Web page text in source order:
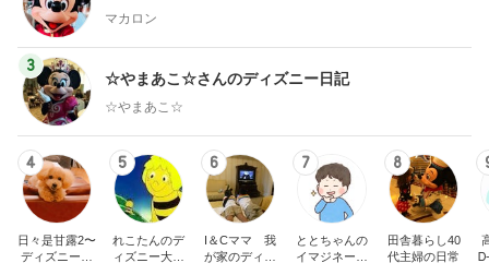
マカロン
3
☆やまあこ☆さんのディズニー日記
☆やまあこ☆
4
日々是甘露2〜
ディズニー風
5
れこたんのデ
ィズニー大好
6
I＆Cママ 我
が家のディズ
7
ととちゃんの
イマジネーシ
8
田舎暮らし40
代主婦の日常